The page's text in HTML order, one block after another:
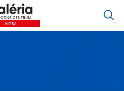
NITRA